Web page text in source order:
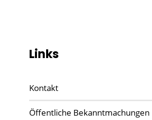
Links
Kontakt
Öffentliche Bekanntmachungen